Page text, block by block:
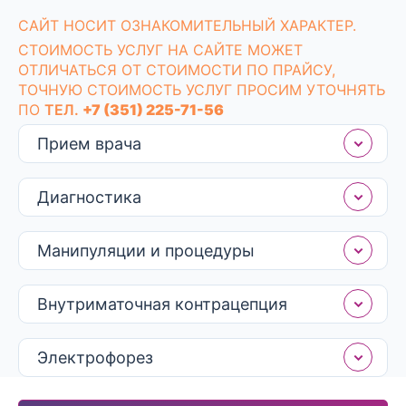
заболевания на ранних стадиях, когда они легче
поддаются лечению. Важно — при наличии
патологических изменений частота приемов гинеколога
увеличивается.
CАЙТ НОСИТ ОЗНАКОМИТЕЛЬНЫЙ ХАРАКТЕР.
СТОИМОСТЬ УСЛУГ НА САЙТЕ МОЖЕТ
ОТЛИЧАТЬСЯ ОТ СТОИМОСТИ ПО ПРАЙСУ,
ТОЧНУЮ СТОИМОСТЬ УСЛУГ ПРОСИМ УТОЧНЯТЬ
ПО ТЕЛ. +7 (351) 225-71-56
Прием врача
Диагностика
Манипуляции и процедуры
Внутриматочная контрацепция
Электрофорез